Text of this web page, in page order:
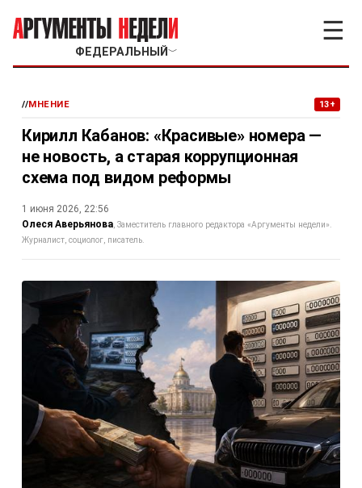
ФЕДЕРАЛЬНЫЙ ﹀
☰
//МНЕНИЕ 13+
Кирилл Кабанов: «Красивые» номера —
не новость, а старая коррупционная
схема под видом реформы
1 июня 2026, 22:56
Олеся Аверьянова Заместитель главного редактора «Аргументы недели».
Журналист, социолог, писатель.